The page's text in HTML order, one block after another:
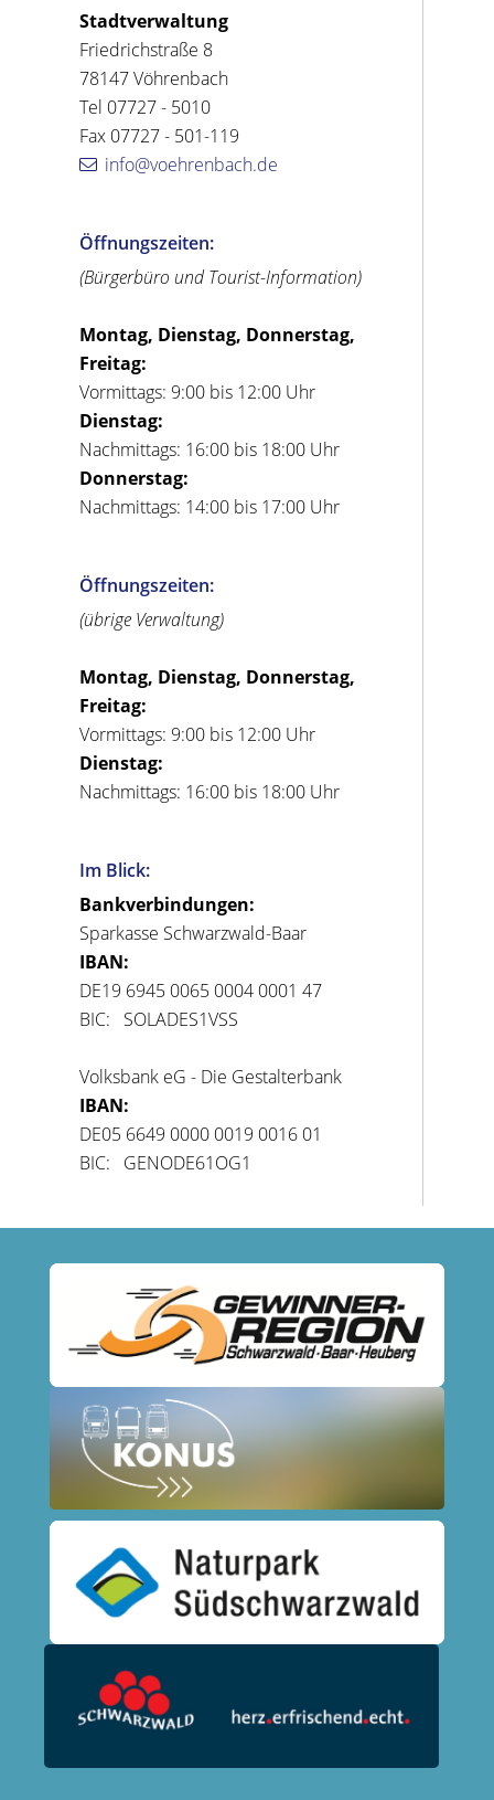
Stadtverwaltung
Friedrichstraße 8
78147 Vöhrenbach
Tel 07727 - 5010
Fax 07727 - 501-119
info@voehrenbach.de
Öffnungszeiten:
(Bürgerbüro und Tourist-Information)
Montag, Dienstag, Donnerstag,
Freitag:
Vormittags: 9:00 bis 12:00 Uhr
Dienstag:
Nachmittags: 16:00 bis 18:00 Uhr
Donnerstag:
Nachmittags: 14:00 bis 17:00 Uhr
Öffnungszeiten:
(übrige Verwaltung)
Montag, Dienstag, Donnerstag,
Freitag:
Vormittags: 9:00 bis 12:00 Uhr
Dienstag:
Nachmittags: 16:00 bis 18:00 Uhr
Im Blick:
Bankverbindungen:
Sparkasse Schwarzwald-Baar
IBAN:
DE19 6945 0065 0004 0001 47
BIC: SOLADES1VSS
Volksbank eG - Die Gestalterbank
IBAN:
DE05 6649 0000 0019 0016 01
BIC: GENODE61OG1